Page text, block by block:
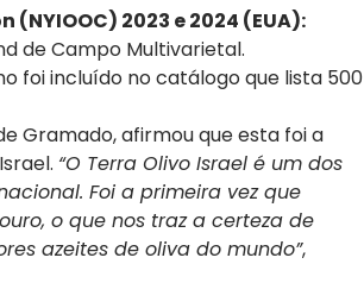
2023 e 2024 (EUA):
de Campo Multivarietal.
foi incluído no catálogo que lista 500
Gramado, afirmou que esta foi a
“O Terra Olivo Israel é um dos
Foi a primeira vez que
o que nos traz a certeza de
azeites de oliva do mundo”,